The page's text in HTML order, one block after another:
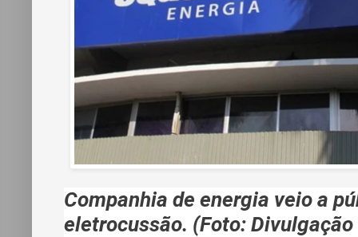
Companhia de energia veio a
eletrocussão. (Foto: Divulgação